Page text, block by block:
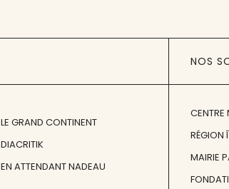
LE GRAND CONTINENT
DIACRITIK
EN ATTENDANT NADEAU
NOS
CENTRE
RÉGION
MAIRIE